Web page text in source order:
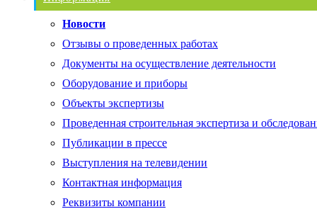
Новости
Отзывы о проведенных работах
Документы на осуществление деятельности
Оборудование и приборы
Объекты экспертизы
Проведенная строительная экспертиза и
Публикации в прессе
Выступления на телевидении
Контактная информация
Реквизиты компании